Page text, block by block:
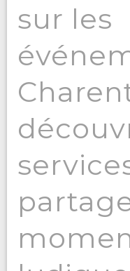
sur les